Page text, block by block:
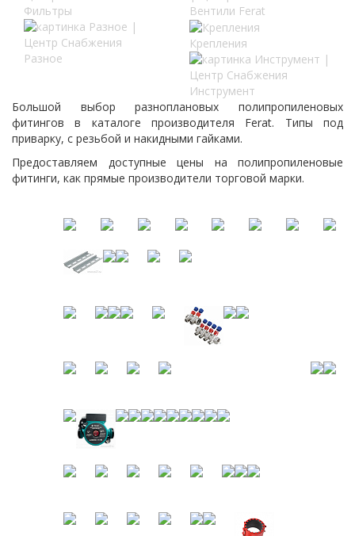
Фильтры Вентили Ferat
Разное
Крепления
Инструмент
Большой выбор разноплановых полипропиленовых
фитингов в каталоге производителя Ferat. Типы под
приварку, с резьбой и накидными гайками.
Предоставляем доступные цены на полипропиленовые
фитинги, как прямые производители торговой марки.